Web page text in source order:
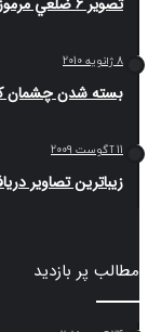
شدن چشمان کاوشگر
تصاوير دريافتي
پر بازدید